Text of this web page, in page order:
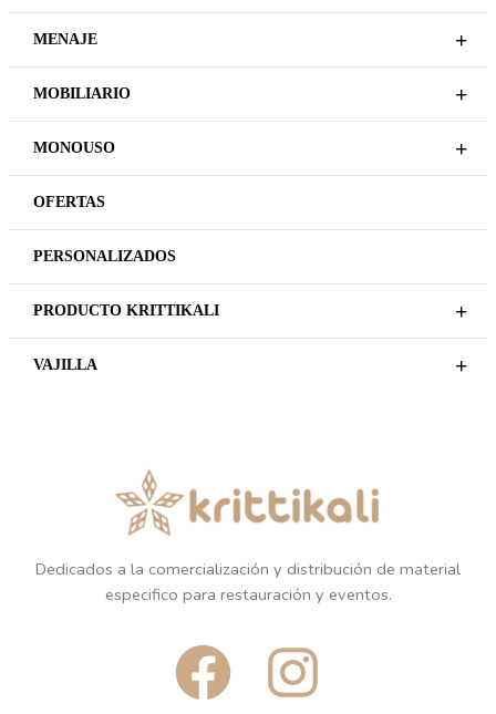
+
MENAJE
+
MOBILIARIO
+
MONOUSO
OFERTAS
PERSONALIZADOS
+
PRODUCTO KRITTIKALI
+
VAJILLA
Dedicados a la comercialización y distribución de material
especifico para restauración y eventos.
F I